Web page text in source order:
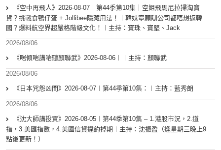
《空中再飛人》2026-08-07︱第44季第10集｜空姐飛馬尼拉掃淘寶
貨？挑戰食鴨仔蛋 + Jollibee隱藏用法！︱韓妹寧願瞓公司都唔想返韓
國？爆料航空界超嚴格階級文化！︱主持：寶珠、寶堅、Jack
2026/08/06
《啱傾啱講啱聽顏聯武》2026-08-06︱︱主持：顏聯武
2026/08/06
《日本咒怨凶間》2026-08-07︱第44季第10集：︱主持：藍秀朗
2026/08/06
《沈大師講投資》2026-08-05︱第44季第10集 – 1.港股市況，2.道
指，3.美匯指數，4.美國信貸違約掉期︱主持：沈振盈（逢星期三晚上9
點後更新！）